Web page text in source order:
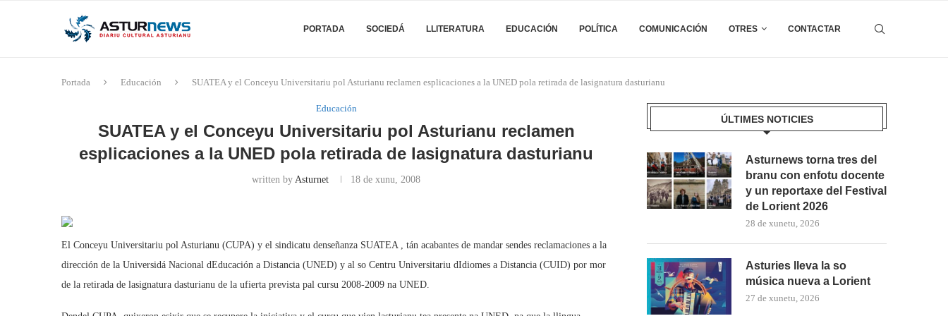
PORTADA SOCIEDÁ LLITERATURA EDUCACIÓN POLÍTICA COMUNICACIÓN OTRES CONTACTAR
Portada Educación SUATEA y el Conceyu Universitariu pol Asturianu reclamen esplicaciones a la UNED pola retirada de lasignatura dasturianu
Educación
SUATEA y el Conceyu Universitariu pol Asturianu reclamen
esplicaciones a la UNED pola retirada de lasignatura dasturianu
written byAsturnet 18 de xunu, 2008
El Conceyu Universitariu pol Asturianu (CUPA) y el sindicatu denseñanza SUATEA , tán acabantes de mandar sendes reclamaciones a la
dirección de la Universidá Nacional dEducación a Distancia (UNED) y al so Centru Universitariu dIdiomes a Distancia (CUID) por mor
de la retirada de lasignatura dasturianu de la ufierta prevista pal cursu 2008-2009 na UNED.
ÚLTIMES NOTICIES
Asturnews torna tres del
branu con enfotu docente
y un reportaxe del Festival
de Lorient 2026
28 de xunetu, 2026
Asturies lleva la so
música nueva a Lorient
27 de xunetu, 2026